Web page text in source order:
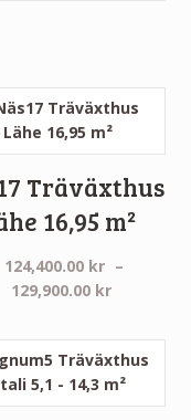
Träväxthus
16,95 m²
124,400.00 kr –
129,900.00 kr
till